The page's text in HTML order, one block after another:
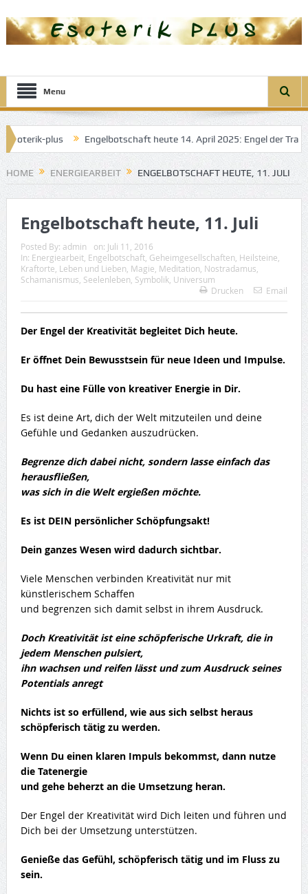
Menu
Engelbotschaft heute 14. April 2025: Engel der Transformtion
HOME ENERGIEARBEIT ENGELBOTSCHAFT HEUTE, 11. JULI
Engelbotschaft heute, 11. Juli
Posted By: admin on: Juli 11, 2016
In: Energiearbeit, Engelbotschaft, Geheimgesellschaften Heilsteine
Kraftorte Leben und Lieben Magie Meditation Nostradamus
Schamanismus Seelenleben Symbolik, Universum
Drucken
Email
Der Engel der Kreativität begleitet Dich heute.
Er öffnet Dein Bewusstsein für neue Ideen und Impulse.
Du hast eine Fülle von kreativer Energie in Dir.
Es ist deine Art, dich der Welt mitzuteilen und deine
Gefühle und Gedanken auszudrücken.
Begrenze dich dabei nicht, sondern lasse einfach das
herausfließen,
was sich in die Welt ergießen möchte.
Es ist DEIN persönlicher Schöpfungsakt!
Dein ganzes Wesen wird dadurch sichtbar.
Viele Menschen verbinden Kreativität nur mit
künstlerischem Schaffen
und begrenzen sich damit selbst in ihrem Ausdruck.
Doch Kreativität ist eine schöpferische Urkraft, die in
jedem Menschen pulsiert,
ihn wachsen und reifen lässt und zum Ausdruck seines
Potentials anregt
Nichts ist so erfüllend, wie aus sich selbst heraus
schöpferisch tätig zu werden.
Wenn Du einen klaren Impuls bekommst, dann nutze
die Tatenergie
und gehe beherzt an die Umsetzung heran.
Der Engel der Kreativität wird Dich leiten und führen und
Dich bei der Umsetzung unterstützen.
Genieße das Gefühl, schöpferisch tätig und im Fluss zu
sein.